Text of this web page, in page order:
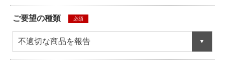
ご要望の種類 必須
不適切な商品を報告